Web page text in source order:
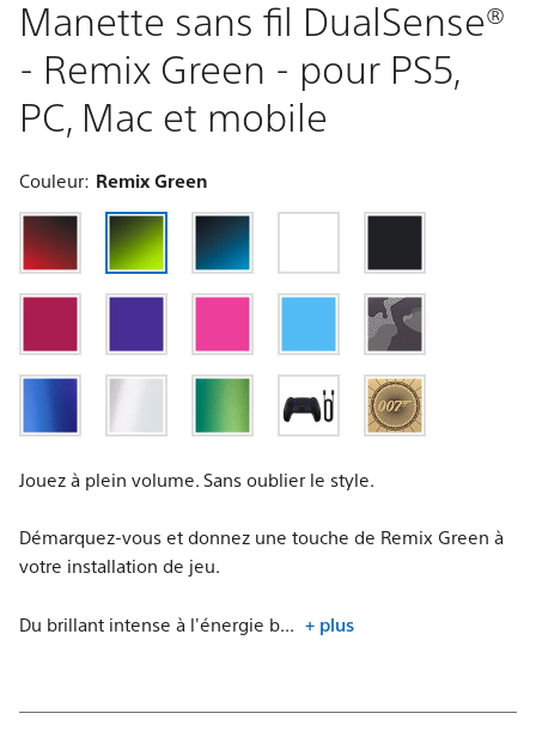
PC,
Mac
et
mobile
Manette sans fil DualSense®
- Remix Green - pour PS5,
PC, Mac et mobile
Couleur: Remix Green
Jouez à plein volume. Sans oublier le style.
Démarquez-vous et donnez une touche de Remix Green à
votre installation de jeu.
Du brillant intense à l'énergie b... + plus